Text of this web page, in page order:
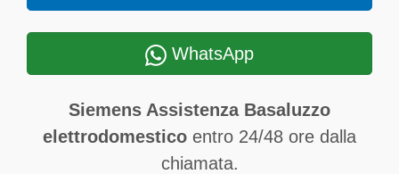
WhatsApp
Siemens Assistenza Basaluzzo
elettrodomestico entro 24/48 ore dalla
chiamata.